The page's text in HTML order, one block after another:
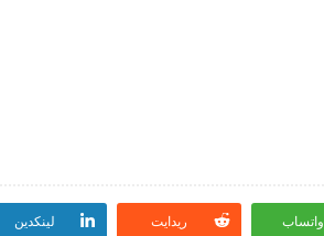
واتساب ريدايت لينكدين